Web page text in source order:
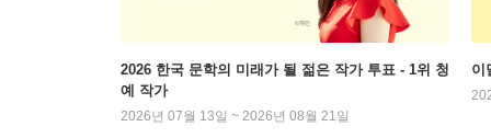
2026 한국 문학의 미래가 될 젊은 작가 투표 - 1위 청
예 작가
2026년 07월 13일 ~ 2026년 08월 21일
이